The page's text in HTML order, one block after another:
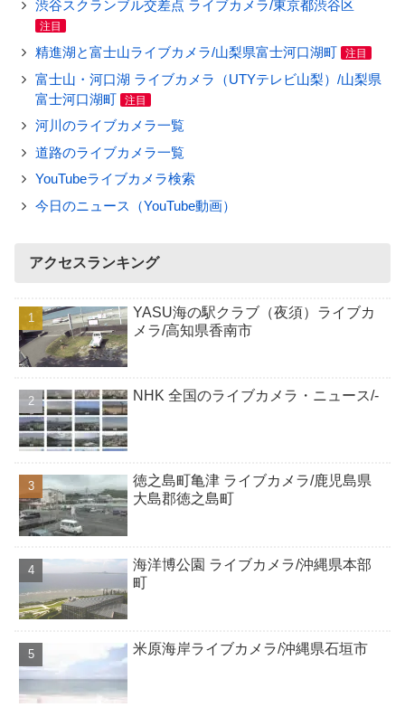
渋谷スクランブル交差点 ライブカメラ/東京都渋谷区
注目
精進湖と富士山ライブカメラ/山梨県富士河口湖町 注目
富士山・河口湖 ライブカメラ（UTYテレビ山梨）/山梨県
富士河口湖町
注目
河川のライブカメラ一覧
道路のライブカメラ一覧
YouTubeライブカメラ検索
今日のニュース（YouTube動画）
アクセスランキング
YASU海の駅クラブ（夜須）ライブカ
メラ/高知県香南市
NHK 全国のライブカメラ・ニュース/-
徳之島町亀津 ライブカメラ/鹿児島県
大島郡徳之島町
海洋博公園 ライブカメラ/沖縄県本部
町
米原海岸ライブカメラ/沖縄県石垣市